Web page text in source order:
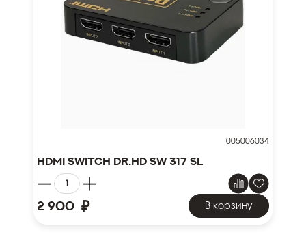
005006034
HDMI Switch Dr.HD SW 317 SL
2 900 ₽ В корзину